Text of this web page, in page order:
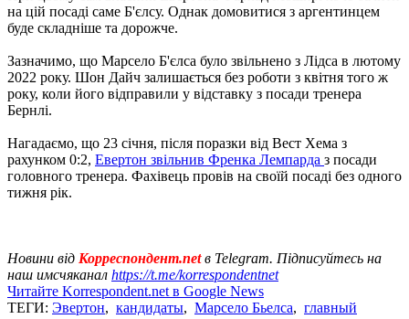
на цій посаді саме Б'єлсу. Однак домовитися з аргентинцем
буде складніше та дорожче.
Зазначимо, що Марсело Б'єлса було звільнено з Лідса в лютому
2022 року. Шон Дайч залишається без роботи з квітня того ж
року, коли його відправили у відставку з посади тренера
Бернлі.
Нагадаємо, що 23 січня, після поразки від Вест Хема з
рахунком 0:2, Евертон звільнив Френка Лемпарда з посади
головного тренера. Фахівець провів на своїй посаді без одного
тижня рік.
Новини від Корреспондент.netв Telegram. Підписуйтесь на
наш имсчяканал https://t.me/korrespondentnet
Читайте Korrespondent.net в Google News
ТЕГИ: Эвертон, кандидаты, Марсело Бьелса, главный